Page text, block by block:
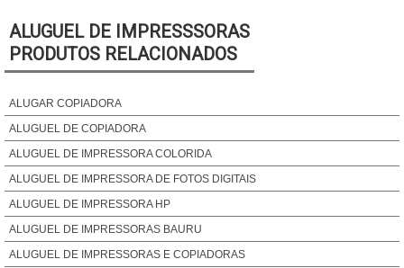
equipamento, mas também melhora a qualidade das
impressões. Impressoras bem mantidas produzem
documentos e imagens com clareza, evitando
IMPACTO DAS CARACTERÍSTICAS DE
SEGURANÇA
As características de segurança em impressoras
multifuncionais são cruciais para proteger informações
sensíveis e garantir que apenas usuários autorizados
tenham acesso a documentos críticos. Este tópico
ALUGUEL DE IMPRESSSORAS
PRODUTOS RELACIONADOS
ALUGAR COPIADORA
ALUGUEL DE COPIADORA
ALUGUEL DE IMPRESSORA COLORIDA
ALUGUEL DE IMPRESSORA DE FOTOS DIGITAIS
ALUGUEL DE IMPRESSORA HP
ALUGUEL DE IMPRESSORAS BAURU
ALUGUEL DE IMPRESSORAS E COPIADORAS